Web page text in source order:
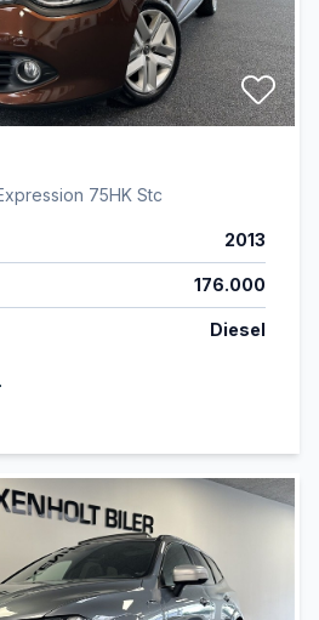
75HK Stc
2013
176.000
Diesel